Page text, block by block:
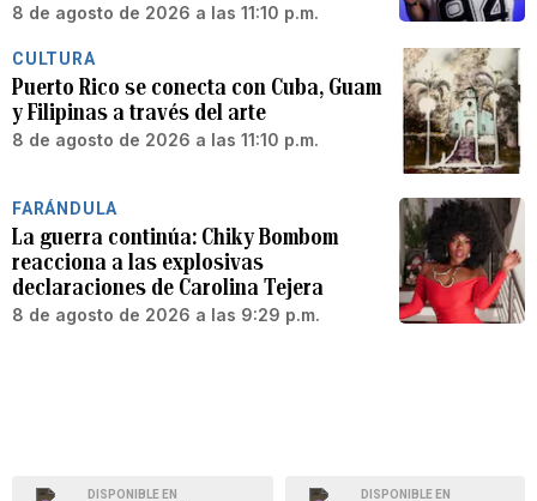
8 de agosto de 2026 a las 11:10 p.m.
CULTURA
Puerto Rico se conecta con Cuba, Guam
y Filipinas a través del arte
8 de agosto de 2026 a las 11:10 p.m.
FARÁNDULA
La guerra continúa: Chiky Bombom
reacciona a las explosivas
declaraciones de Carolina Tejera
8 de agosto de 2026 a las 9:29 p.m.
DISPONIBLE EN DISPONIBLE EN